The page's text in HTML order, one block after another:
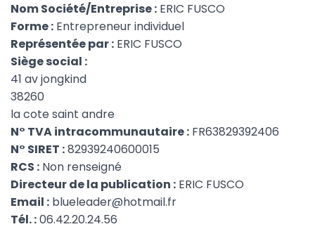
Nom Société/Entreprise : ERIC FUSCO
Forme : Entrepreneur individuel
Représentée par : ERIC FUSCO
Siège social :
41 av jongkind
38260
la cote saint andre
N° TVA intracommunautaire : FR63829392406
N° SIRET :82939240600015
RCS : Non renseigné
Directeur de la publication : ERIC FUSCO
Email : blueleader@hotmail.fr
Tél. :06.42.20.24.56